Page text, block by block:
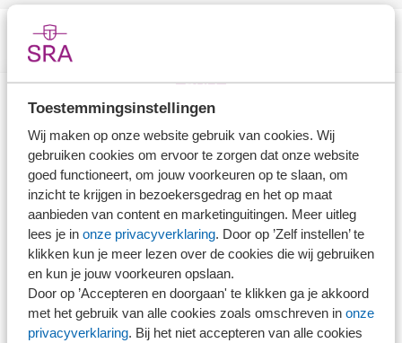
Toestemmingsinstellingen
Wij maken op onze website gebruik van cookies. Wij
gebruiken cookies om ervoor te zorgen dat onze website
goed functioneert, om jouw voorkeuren op te slaan, om
inzicht te krijgen in bezoekersgedrag en het op maat
aanbieden van content en marketinguitingen. Meer uitleg
lees je in onze privacyverklaring. Door op ’Zelf instellen’ te
klikken kun je meer lezen over de cookies die wij gebruiken
en kun je jouw voorkeuren opslaan.
Door op ’Accepteren en doorgaan' te klikken ga je akkoord
met het gebruik van alle cookies zoals omschreven in onze
privacyverklaring. Bij het niet accepteren van alle cookies
Stel je vaktechnische vraag
Branche in Zicht
Dossiers
Kantoorvinder
Nieuwsbank
Handige links